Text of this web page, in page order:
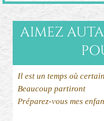
AIMEZ
Il est un temps où
Beaucoup partiront
Préparez-vous mes